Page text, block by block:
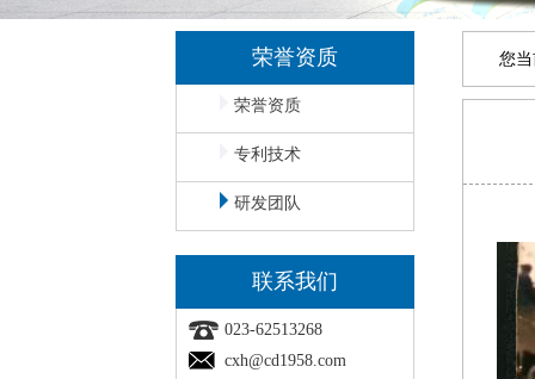
荣誉资质
荣誉资质
专利技术
研发团队
联系我们
023-62513268
cxh@cd1958.com
您